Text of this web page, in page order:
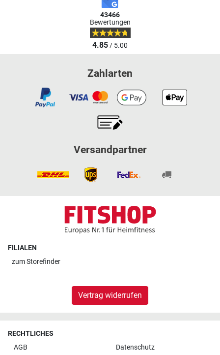
43466
Bewertungen
4.85/ 5.00
Zahlarten
Versandpartner
FILIALEN
zumStorefinder
Vertrag widerrufen
RECHTLICHES
AGB
Datenschutz